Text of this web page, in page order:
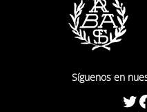
Síguenos en
Twitter Facebook